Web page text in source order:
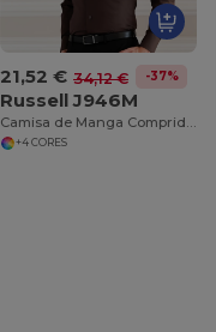
21,52 € 34,12 € -37%
Russell J946M
Camisa de Manga Comprida - Justa - easycare
+4 CORES